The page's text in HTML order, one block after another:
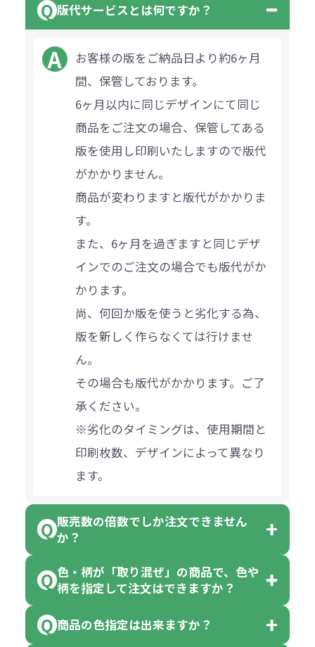
版代サービスとは何ですか？
お客様の版をご納品日より約6ヶ月
間、保管しております。
6ヶ月以内に同じデザインにて同じ
商品をご注文の場合、保管してある
版を使用し印刷いたしますので版代
がかかりません。
商品が変わりますと版代がかかりま
す。
また、6ヶ月を過ぎますと同じデザ
インでのご注文の場合でも版代がか
かります。
尚、何回か版を使うと劣化する為、
版を新しく作らなくては行けませ
ん。
その場合も版代がかかります。ご了
承ください。
※劣化のタイミングは、使用期間と
印刷枚数、デザインによって異なり
ます。
販売数の倍数でしか注文できません
か？
一部商品（※）を除き、注文可能数
です。
色・柄が「取り混ぜ」の商品で、色や
柄を指定して注文はできますか？
「色・柄 取り混ぜ」のラベルがつい
商品の色指定は出来ますか？